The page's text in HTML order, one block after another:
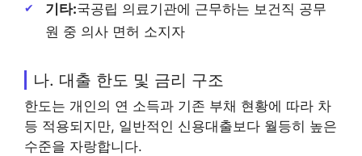
기타:국공립 의료기관에 근무하는 보건직 공무
원 중 의사 면허 소지자
나. 대출 한도 및 금리 구조
한도는 개인의 연 소득과 기존 부채 현황에 따라 차
등 적용되지만, 일반적인 신용대출보다 월등히 높은
수준을 자랑합니다.